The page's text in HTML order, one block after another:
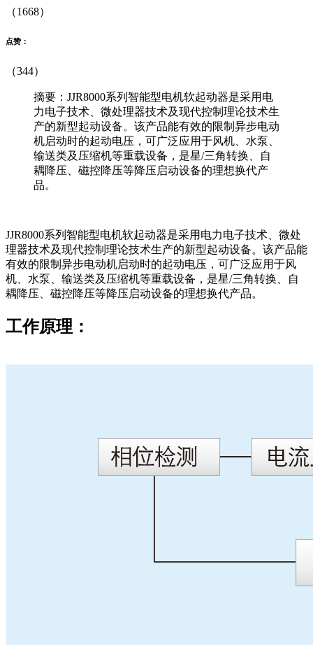
（1668）
点赞：
（344）
摘要：JJR8000系列智能型电机软起动器是采用电
力电子技术、微处理器技术及现代控制理论技术生
产的新型起动设备。该产品能有效的限制异步电动
机启动时的起动电压，可广泛应用于风机、水泵、
输送类及压缩机等重载设备，是星/三角转换、自
耦降压、磁控降压等降压启动设备的理想换代产
品。
JJR8000系列智能型电机软起动器是采用电力电子技术、微处
理器技术及现代控制理论技术生产的新型起动设备。该产品能
有效的限制异步电动机启动时的起动电压，可广泛应用于风
机、水泵、输送类及压缩机等重载设备，是星/三角转换、自
耦降压、磁控降压等降压启动设备的理想换代产品。
工作原理：